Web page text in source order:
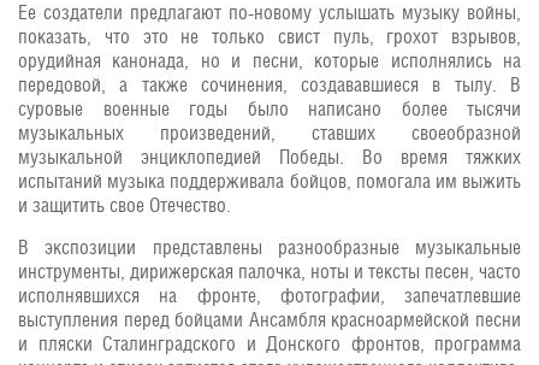
Ее создатели предлагают по-новому услышать музыку войны,
показать, что это не только свист пуль, грохот взрывов,
орудийная канонада, но и песни, которые исполнялись на
передовой, а также сочинения, создававшиеся в тылу. В
суровые военные годы было написано более тысячи
музыкальных произведений, ставших своеобразной
музыкальной энциклопедией Победы. Во время тяжких
испытаний музыка поддерживала бойцов, помогала им выжить
и защитить свое Отечество.
В экспозиции представлены разнообразные музыкальные
инструменты, дирижерская палочка, ноты и тексты песен, часто
исполнявшихся на фронте, фотографии, запечатлевшие
выступления перед бойцами Ансамбля красноармейской песни
и пляски Сталинградского и Донского фронтов, программа